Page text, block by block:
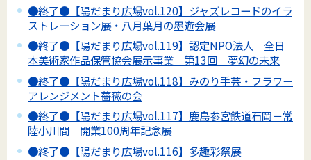
●終了●【陽だまり広場vol.120】ジャズレコードのイラ
ストレーション展・八月葉月の墨遊会展
●終了●【陽だまり広場vol.119】認定NPO法人 全日
本美術家作品保管協会展示事業 第13回 夢幻の未来
●終了●【陽だまり広場vol.118】みのり手芸・フラワー
アレンジメント薔薇の会
●終了●【陽だまり広場vol.117】鹿島参宮鉄道石岡－常
陸小川間 開業100周年記念展
●終了●【陽だまり広場vol.116】多趣彩祭展